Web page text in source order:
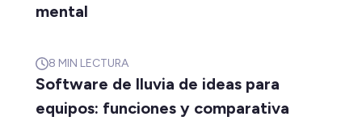
mental
8 MIN LECTURA
Software de lluvia de ideas para
equipos: funciones y comparativa